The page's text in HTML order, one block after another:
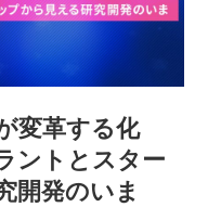
変革する化
ントとスター
開発のいま